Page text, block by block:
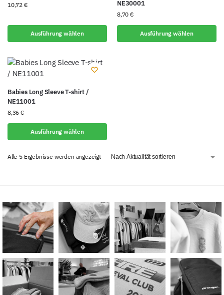
10,72 €
Ausführung wählen
NE30001
8,70€
Ausführung wählen
Babies Long Sleeve T-shirt /
NE11001
8,36€
Ausführung wählen
Alle 5 Ergebnisse werden angezeigt